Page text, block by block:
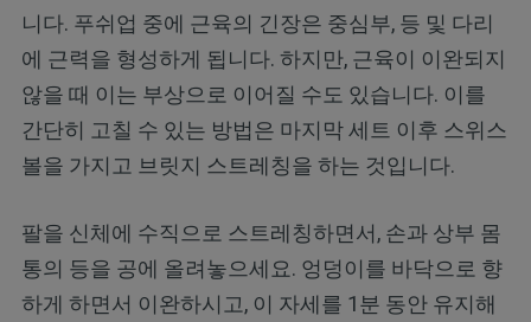
니다. 푸쉬업 중에 근육의 긴장은 중심부, 등 및 다리
에 근력을 형성하게 됩니다. 하지만, 근육이 이완되지
않을 때 이는 부상으로 이어질 수도 있습니다. 이를
간단히 고칠 수 있는 방법은 마지막 세트 이후 스위스
볼을 가지고 브릿지 스트레칭을 하는 것입니다.
팔을 신체에 수직으로 스트레칭하면서, 손과 상부 몸
통의 등을 공에 올려놓으세요. 엉덩이를 바닥으로 향
하게 하면서 이완하시고, 이 자세를 1분 동안 유지해